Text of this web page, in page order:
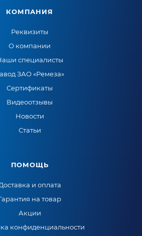
КОМПАНИЯ
Реквизиты
О компании
специалисты
ЗАО «Ремеза»
Сертификаты
Видеоотзывы
Новости
Статьи
ПОМОЩЬ
и оплата
на товар
Акции
конфиденциальности